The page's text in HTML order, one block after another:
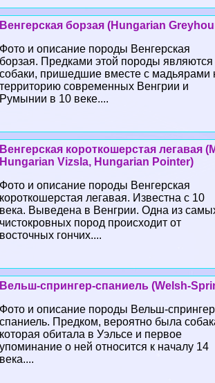
Венгерская борзая (Hungarian
Фото и описание породы Венгерская
борзая. Предками этой породы являются
собаки, пришедшие вместе с мадьярами
территорию современных Венгрии и
Румынии в 10 веке....
Венгерская короткошерстая легавая
Hungarian Vizsla, Hungarian Pointer)
Фото и описание породы Венгерская
короткошерстая легавая. Известна с 10
века. Выведена в Венгрии. Одна из
чистокровных пород происходит от
восточных гончих....
Вельш-спрингер-спаниель (Welsh-
Фото и описание породы Вельш-
спаниель. Предком, вероятно была
которая обитала в Уэльсе и первое
упоминание о ней относится к началу 14
века....